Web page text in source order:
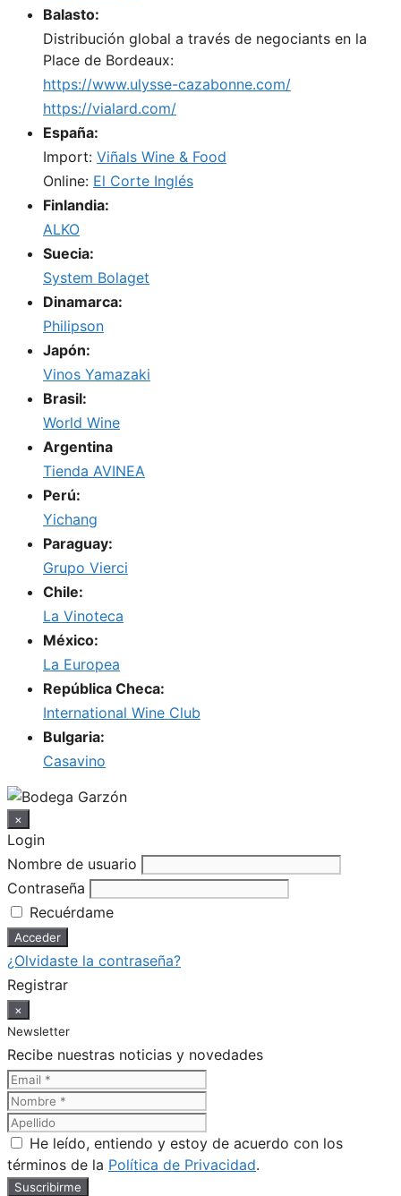
Balasto:
Distribución global a través de negociants en la
Place de Bordeaux:
https://www.ulysse-cazabonne.com/
https://vialard.com/
España:
Import: Viñals Wine & Food
Online: El Corte Inglés
Finlandia:
ALKO
Suecia:
System Bolaget
Dinamarca:
Philipson
Japón:
Vinos Yamazaki
Brasil:
World Wine
Argentina
Tienda AVINEA
Perú:
Yichang
Paraguay:
Grupo Vierci
Chile:
La Vinoteca
México:
La Europea
República Checa:
International Wine Club
Bulgaria:
Casavino
×
Login
Nombre de usuario
Contraseña
Recuérdame
¿Olvidaste la contraseña?
Registrar
×
Newsletter
Recibe nuestras noticias y novedades
He leído, entiendo y estoy de acuerdo con los
términos de la Política de Privacidad.